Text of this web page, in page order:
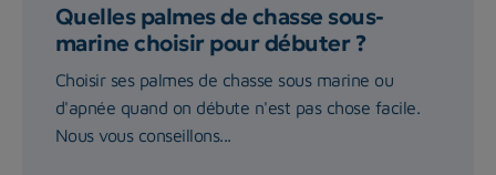
Quelles palmes de chasse sous-
marine choisir pour débuter ?
Choisir ses palmes de chasse sous marine ou
d'apnée quand on débute n'est pas chose facile.
Nous vous conseillons...